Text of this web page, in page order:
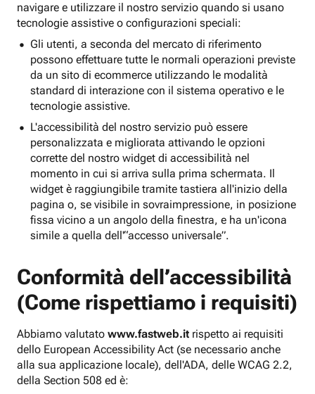
navigare e utilizzare il nostro servizio quando si usano
tecnologie assistive o configurazioni speciali:
Gli utenti, a seconda del mercato di riferimento
possono effettuare tutte le normali operazioni previste
da un sito di ecommerce utilizzando le modalità
standard di interazione con il sistema operativo e le
tecnologie assistive.
L'accessibilità del nostro servizio può essere
personalizzata e migliorata attivando le opzioni
corrette del nostro widget di accessibilità nel
momento in cui si arriva sulla prima schermata. Il
widget è raggiungibile tramite tastiera all'inizio della
pagina o, se visibile in sovraimpressione, in posizione
fissa vicino a un angolo della finestra, e ha un'icona
simile a quella dell'“accesso universale”.
Conformità dell’accessibilità
(Come rispettiamo i requisiti)
Abbiamo valutato www.fastweb.it rispetto ai requisiti
dello European Accessibility Act (se necessario anche
alla sua applicazione locale), dell'ADA, delle WCAG 2.2,
della Section 508 ed è: